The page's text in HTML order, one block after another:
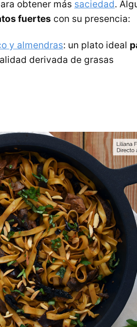
obtener más saciedad.
fuertes con su presencia:
y almendras: un plato ideal
derivada de grasas